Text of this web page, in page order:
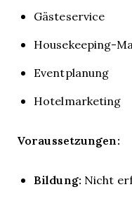
Gästeservice
Housekeeping-
Eventplanung
Hotelmarketing
Voraussetzungen:
Bildung: Nicht